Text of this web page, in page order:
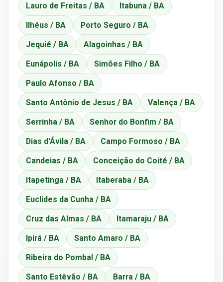
Lauro de Freitas / BA Itabuna / BA
Ilhéus / BA Porto Seguro / BA
Jequié / BA Alagoinhas / BA
Eunápolis / BA Simões Filho / BA
Paulo Afonso / BA
Santo Antônio de Jesus / BA Valença / BA
Serrinha / BA Senhor do Bonfim / BA
Dias d'Ávila / BA Campo Formoso / BA
Candeias / BA Conceição do Coité / BA
Itapetinga / BA Itaberaba / BA
Euclides da Cunha / BA
Cruz das Almas / BA Itamaraju / BA
Ipirá / BA Santo Amaro / BA
Ribeira do Pombal / BA
Santo Estêvão / BA Barra / BA